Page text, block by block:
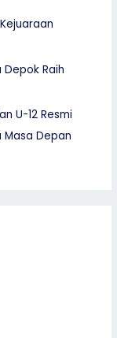
Raih
U-12 Resmi
Masa Depan